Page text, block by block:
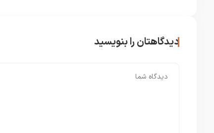
دیدگاهتان را بنویسید